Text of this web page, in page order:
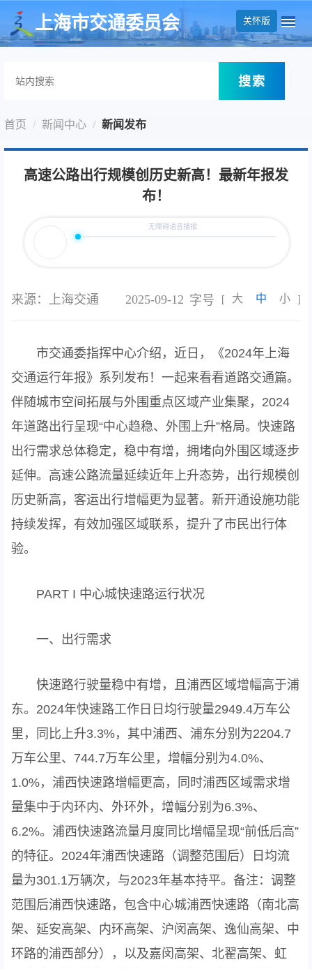
关怀版
搜索
上海市交通委员会
首页 新闻中心 新闻发布
高速公路出行规模创历史新高！最新年报发
布！
来源：上海交通 2025-09-12 字号 [ 大 中 小 ]
市交通委指挥中心介绍，近日，《2024年上海
交通运行年报》系列发布！一起来看看道路交通篇。
伴随城市空间拓展与外围重点区域产业集聚，2024
年道路出行呈现“中心趋稳、外围上升”格局。快速路
出行需求总体稳定，稳中有增，拥堵向外围区域逐步
延伸。高速公路流量延续近年上升态势，出行规模创
历史新高，客运出行增幅更为显著。新开通设施功能
持续发挥，有效加强区域联系，提升了市民出行体
验。
PART I 中心城快速路运行状况
一、出行需求
快速路行驶量稳中有增，且浦西区域增幅高于浦
东。2024年快速路工作日日均行驶量2949.4万车公
里，同比上升3.3%，其中浦西、浦东分别为2204.7
万车公里、744.7万车公里，增幅分别为4.0%、
1.0%，浦西快速路增幅更高，同时浦西区域需求增
量集中于内环内、外环外，增幅分别为6.3%、
6.2%。浦西快速路流量月度同比增幅呈现“前低后高”
的特征。2024年浦西快速路（调整范围后）日均流
量为301.1万辆次，与2023年基本持平。备注：调整
范围后浦西快速路，包含中心城浦西快速路（南北高
架、延安高架、内环高架、沪闵高架、逸仙高架、中
环路的浦西部分），以及嘉闵高架、北翟高架、虹